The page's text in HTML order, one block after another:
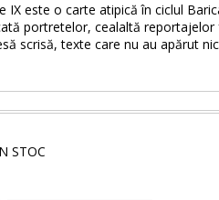
IX este o carte atipică în ciclul
portretelor, cealaltă
scrisă, texte care nu au apărut
STOC